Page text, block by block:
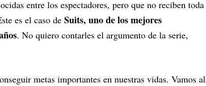
entre los espectadores, pero que no reciben toda
es el caso de Suits, uno de los mejores
. No quiero contarles el argumento de la serie,
metas importantes en nuestras vidas. Vamos al